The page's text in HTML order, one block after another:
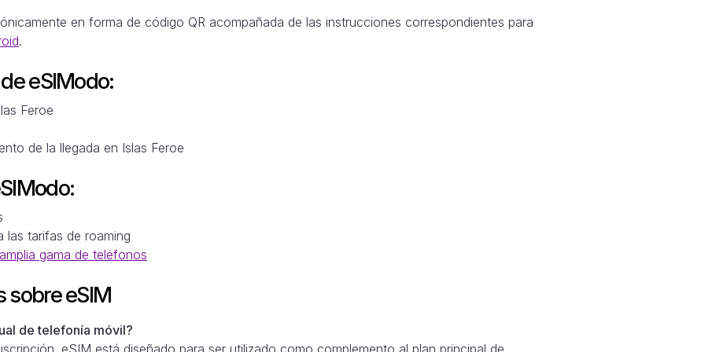
en forma de código QR acompañada de las instrucciones correspondientes para
.
eSIModo:
Feroe
de la llegada en Islas Feroe
las tarifas de roaming
gama de teléfonos
sobre eSIM
de telefonía móvil?
eSIM está diseñado para ser utilizado como complemento al plan principal de